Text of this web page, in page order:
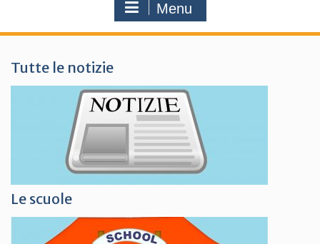
Menu
Tutte le notizie
Le scuole